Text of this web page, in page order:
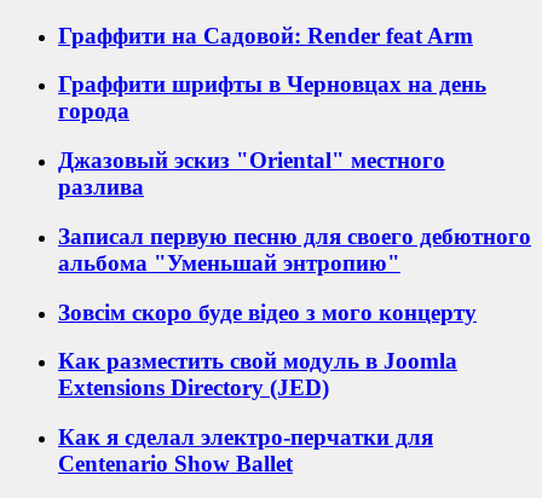
Граффити на Садовой: Render feat Arm
Граффити шрифты в Черновцах на день
города
Джазовый эскиз "Oriental" местного
разлива
Записал первую песню для своего дебютного
альбома "Уменьшай энтропию"
Зовсім скоро буде відео з мого концерту
Как разместить свой модуль в Joomla
Extensions Directory (JED)
Как я сделал электро-перчатки для
Centenario Show Ballet